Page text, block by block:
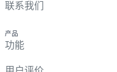
联系我们
产品
功能